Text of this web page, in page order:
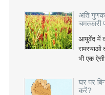
अति
चमत्कारी
आयुर्वेद में
समस्याओं
भी एक
घर पर
करें?